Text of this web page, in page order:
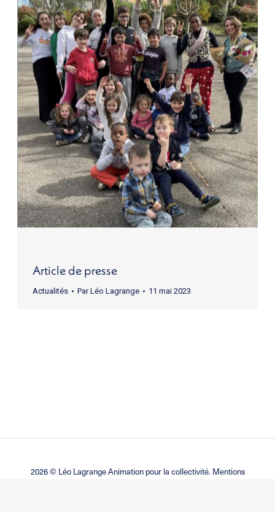
Article de presse
Actualités ParLéo Lagrange 11 mai 2023
2026 © Léo Lagrange Animationpour la collectivité. Mentions